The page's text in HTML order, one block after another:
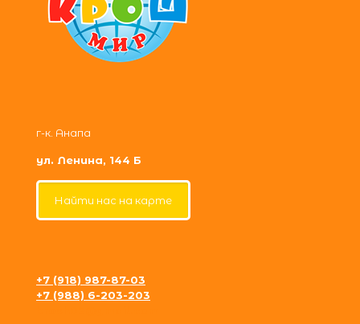
г-к. Анапа
ул. Ленина, 144 Б
Найти нас на карте
+7 (918) 987-87-03
+7 (988) 6-203-203